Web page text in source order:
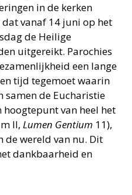
in de kerken
vanaf 14 juni op het
de Heilige
uitgereikt. Parochies
een lange
tijd tegemoet waarin
samen de Eucharistie
hoogtepunt van heel het
II,Lumen Gentium 11),
de wereld van nu. Dit
dankbaarheid en